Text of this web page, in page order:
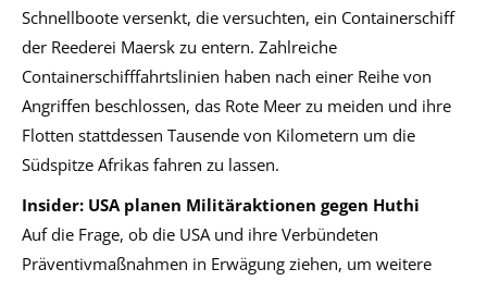
Schnellboote versenkt, die versuchten, ein Containerschiff
der Reederei Maersk zu entern. Zahlreiche
Containerschifffahrtslinien haben nach einer Reihe von
Angriffen beschlossen, das Rote Meer zu meiden und ihre
Flotten stattdessen Tausende von Kilometern um die
Südspitze Afrikas fahren zu lassen.
Insider: USA planen Militäraktionen gegen Huthi
Auf die Frage, ob die USA und ihre Verbündeten
Präventivmaßnahmen in Erwägung ziehen, um weitere